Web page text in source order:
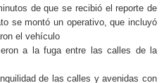
de que se recibió el reporte de
se montó un operativo, que incluyó
el vehículo
a la fuga entre las calles de la
de las calles y avenidas con